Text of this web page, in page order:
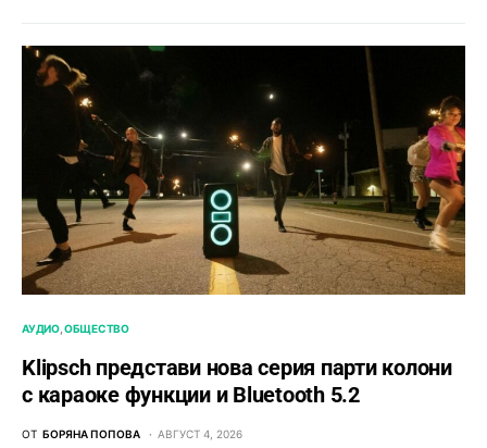
АУДИО ОБЩЕСТВО
Klipsch представи нова серия парти колони
с караоке функции и Bluetooth 5.2
ОТ БОРЯНА ПОПОВА АВГУСТ 4, 2026